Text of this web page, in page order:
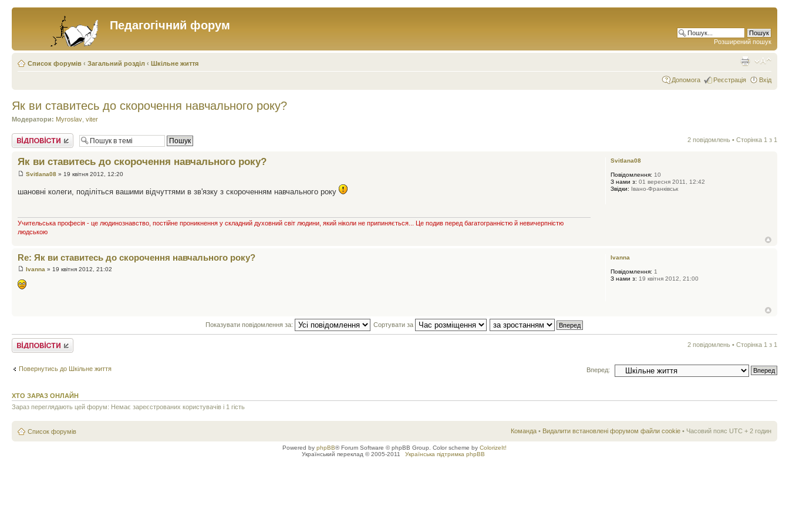
Педагогічний форум
Розширений пошук
Список форумів ‹ Загальний розділ ‹ Шкільне життя
Допомога Реєстрація Вхід
Як ви ставитесь до скорочення навчального року?
Модератори: Myroslav viter
Відповісти 2 повідомлень • Сторінка 1 з 1
Як ви ставитесь до скорочення навчального року?
Svitlana08 » 19 квітня 2012, 12:20
шановні колеги, поділіться вашими відчуттями в зв'язку з скороченням навчального року
Учительська професія - це людинознавство, постійне проникнення у складний духовний світ людини, який ніколи не припиняється... Це подив перед багатогранністю й невичерпністю
людською
Svitlana08
Повідомлення: 10
З нами з: 01 вересня 2011, 12:42
Звідки: Івано-Франківськ
Re: Як ви ставитесь до скорочення навчального року?
Ivanna » 19 квітня 2012, 21:02
Ivanna
Повідомлення: 1
З нами з: 19 квітня 2012, 21:00
Показувати повідомлення за: Сортувати за
Відповісти 2 повідомлень • Сторінка 1 з 1
Повернутись до Шкільне життя Вперед:
ХТО ЗАРАЗ ОНЛАЙН
Зараз переглядають цей форум: Немає зареєстрованих користувачів і 1 гість
Список форумів Команда • Видалити встановлені форумом файли cookie • Часовий пояс UTC + 2 годин
Powered by phpBB® Forum Software © phpBB Group. Color scheme by ColorizeIt!
Український переклад © 2005-2011
Українська підтримка phpBB